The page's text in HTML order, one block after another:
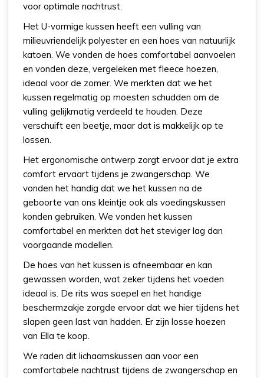
voor optimale nachtrust.
Het U-vormige kussen heeft een vulling van
milieuvriendelijk polyester en een hoes van natuurlijk
katoen. We vonden de hoes comfortabel aanvoelen
en vonden deze, vergeleken met fleece hoezen,
ideaal voor de zomer. We merkten dat we het
kussen regelmatig op moesten schudden om de
vulling gelijkmatig verdeeld te houden. Deze
verschuift een beetje, maar dat is makkelijk op te
lossen.
Het ergonomische ontwerp zorgt ervoor dat je extra
comfort ervaart tijdens je zwangerschap. We
vonden het handig dat we het kussen na de
geboorte van ons kleintje ook als voedingskussen
konden gebruiken. We vonden het kussen
comfortabel en merkten dat het steviger lag dan
voorgaande modellen.
De hoes van het kussen is afneembaar en kan
gewassen worden, wat zeker tijdens het voeden
ideaal is. De rits was soepel en het handige
beschermzakje zorgde ervoor dat we hier tijdens het
slapen geen last van hadden. Er zijn losse hoezen
van Ella te koop.
We raden dit lichaamskussen aan voor een
comfortabele nachtrust tijdens de zwangerschap en